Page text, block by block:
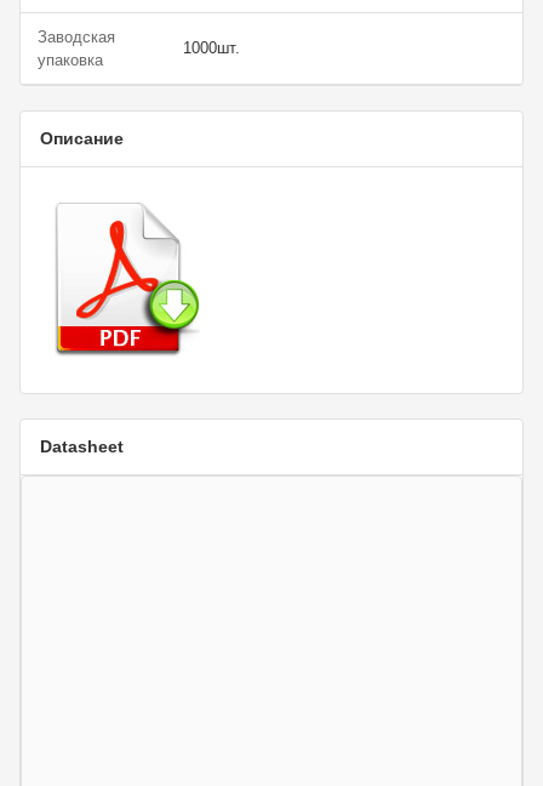
Заводская
упаковка
1000шт.
Описание
Datasheet